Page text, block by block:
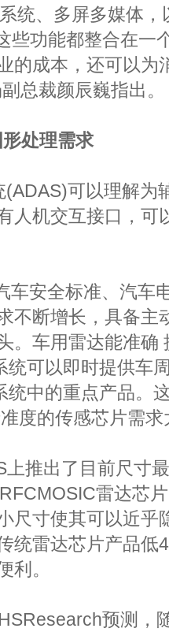
统、多屏多媒体
些功能都整合在一
的成本，还可以为
总裁颜辰巍指出。
处理需求
可以理解为
人机交互接口，可
安全标准、汽车
不断增长，具备主
。车用雷达能准确
统可以即时提供车
统中的重点产品。
度的传感芯片需求
推出了目前尺寸
雷达芯
尺寸使其可以近乎
统雷达芯片产品低
利。
预测，